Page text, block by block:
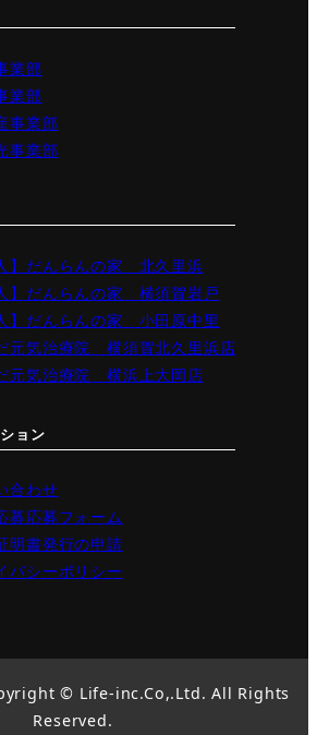
業部
業部
事業部
事業部
】だんらんの家 北久里浜
】だんらんの家 横須賀岩戸
】だんらんの家 小田原中里
元気治療院 横須賀北久里浜店
元気治療院 横浜上大岡店
ョン
合わせ
募応募フォーム
明書発行の申請
バシーポリシー
© Life-inc.Co,.Ltd. All Rights
Reserved.